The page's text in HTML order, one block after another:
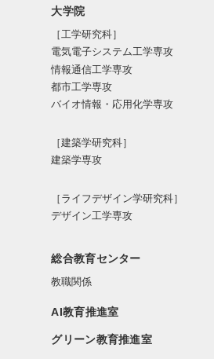
大学院
［工学研究科］
電気電⼦システム⼯学専攻
情報通信⼯学専攻
都市⼯学専攻
バイオ情報・応⽤化学専攻
［建築学研究科］
建築学専攻
［ライフデザイン学研究科］
デザイン工学専攻
総合教育センター
教職関係
AI教育推進室
グリーン教育推進室